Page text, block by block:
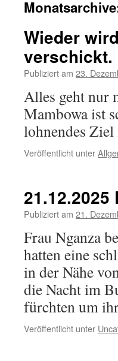
Wieder
verschickt.
Publiziert am 23.
Alles geht nur
Mambowa ist
lohnendes
Veröffentlicht unter
21.12.2025
Publiziert am 21.
Frau Nganza
hatten eine
in der Nähe
die Nacht im
fürchten um
Veröffentlicht unter